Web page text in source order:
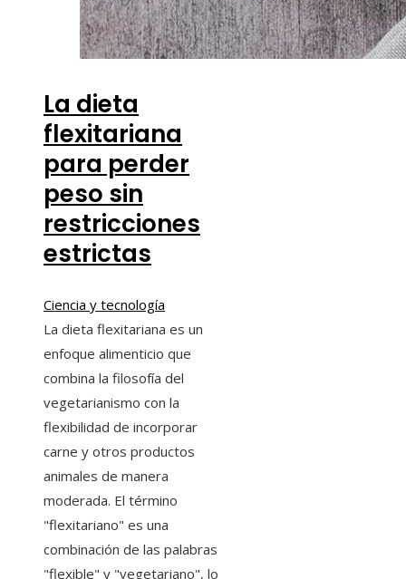
La dieta
flexitariana
para perder
peso sin
restricciones
estrictas
Ciencia y tecnología
La dieta flexitariana es un
enfoque alimenticio que
combina la filosofía del
vegetarianismo con la
flexibilidad de incorporar
carne y otros productos
animales de manera
moderada. El término
"flexitariano" es una
combinación de las palabras
"flexible" y "vegetariano", lo